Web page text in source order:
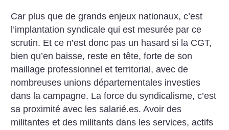
Car plus que de grands enjeux nationaux, c’est
l’implantation syndicale qui est mesurée par ce
scrutin. Et ce n’est donc pas un hasard si la CGT,
bien qu’en baisse, reste en tête, forte de son
maillage professionnel et territorial, avec de
nombreuses unions départementales investies
dans la campagne. La force du syndicalisme, c’est
sa proximité avec les salarié.es. Avoir des
militantes et des militants dans les services, actifs